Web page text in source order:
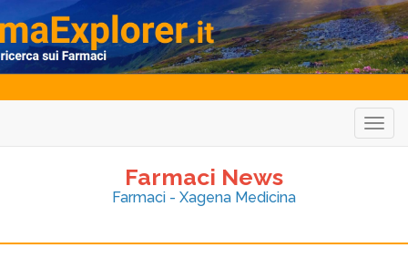
Farmaci News
Farmaci - Xagena Medicina